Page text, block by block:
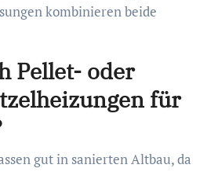
kombinieren beide
Pellet- oder
für